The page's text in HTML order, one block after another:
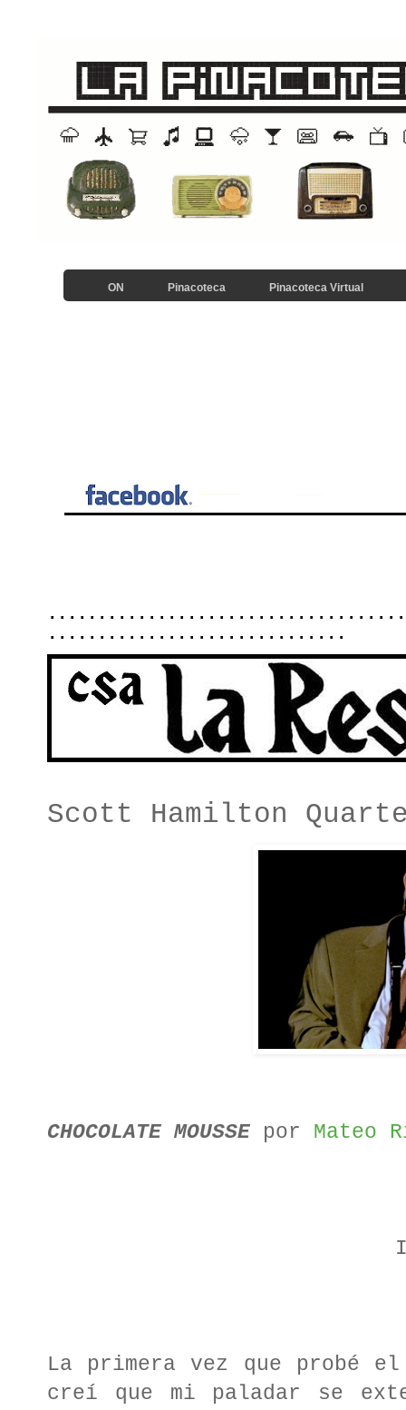
ON Pinacoteca Pinacoteca Virtual
..............................
Scott Hamilton
CHOCOLATE MOUSSE por Mateo
La primera vez que probé el
creí que mi paladar se